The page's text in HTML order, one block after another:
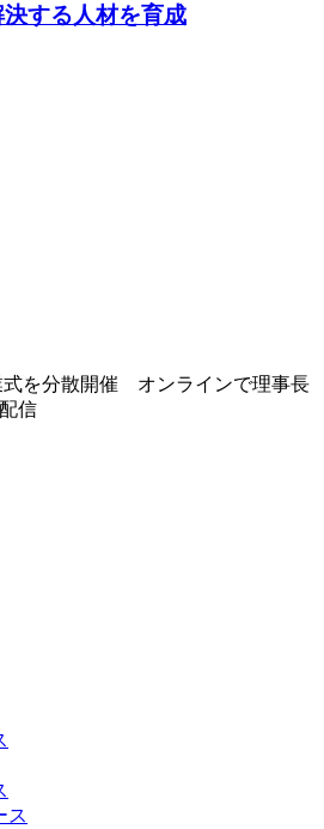
する人材を育成
式を分散開催 オンラインで理事長
信
ス